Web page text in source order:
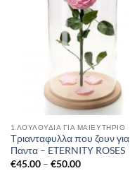
1.ΛΟΥΛΟΥΔΙΑ ΓΙΑ ΜΑΙΕΥΤΗΡΙΟ
Τριανταφυλλα που ζουν για
Παντα – ETERNITY ROSES
€45.00 – €50.00Price